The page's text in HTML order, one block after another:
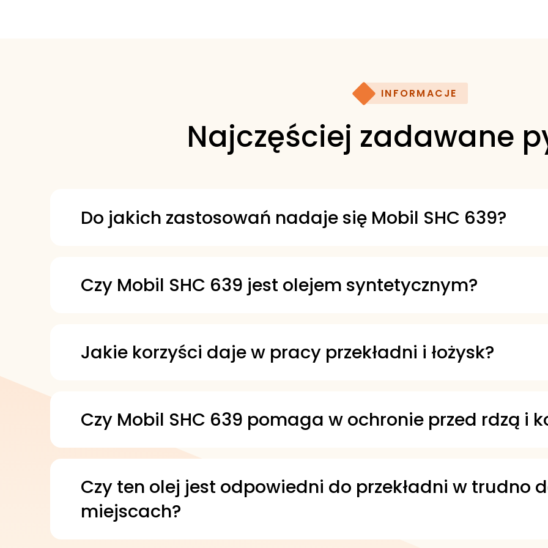
INFORMACJE
Najczęściej zadawane
Do jakich zastosowań nadaje się Mobil SHC 639?
także w aplikacjach o szerokim zakresie temperatur i przy dużych
Czy Mobil SHC 639 jest olejem syntetycznym?
maszyn.
Jakie korzyści daje w pracy przekładni i łożysk?
energii.
Czy Mobil SHC 639 pomaga w ochronie przed rdzą i
na emulgowanie.
Czy ten olej jest odpowiedni do przekładni w trudno
miejscach?